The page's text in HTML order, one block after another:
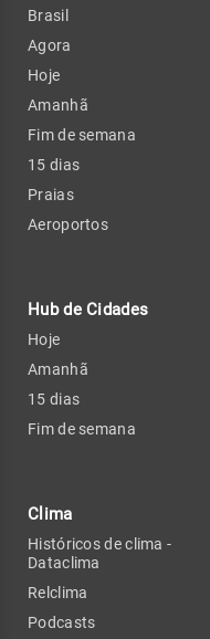
Brasil
Agora
Hoje
Amanhã
Fim de semana
15 dias
Praias
Aeroportos
Hub de Cidades
Hoje
Amanhã
15 dias
Fim de semana
Clima
Históricos de clima -
Dataclima
Relclima
Podcasts